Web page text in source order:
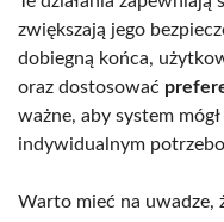
zwiększają jego
dobiegną końca,
oraz dostosować
ważne, aby system
indywidualnym
Warto mieć na uwadze,